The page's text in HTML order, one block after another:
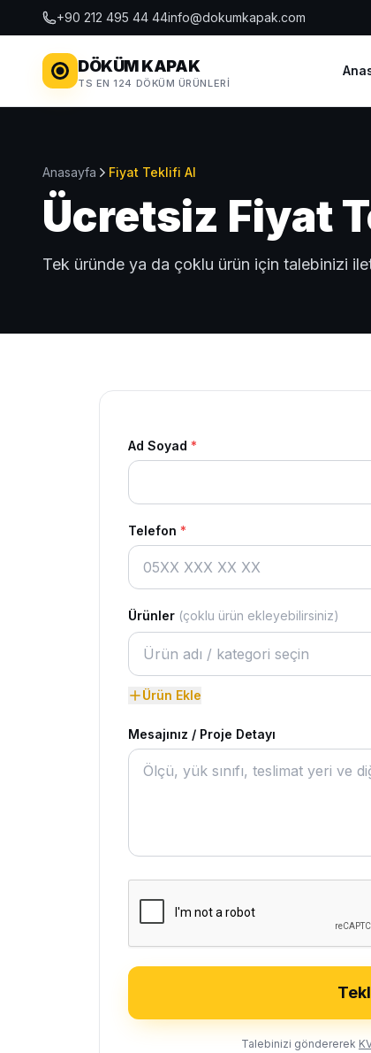
+90 212 495 44 44info@dokumkapak.com
DÖKÜM KAPAK
TS EN 124 DÖKÜM ÜRÜNLERI
Anasayfa Fiyat Teklifi Al
Ücretsiz Fiyat
Tek üründe ya da çoklu ürün için talebinizi
Ad Soyad *
Telefon *
Ürünler (çoklu ürün ekleyebilirsiniz)
Ürün Ekle
Mesajınız / Proje Detayı
Talebinizi göndererek